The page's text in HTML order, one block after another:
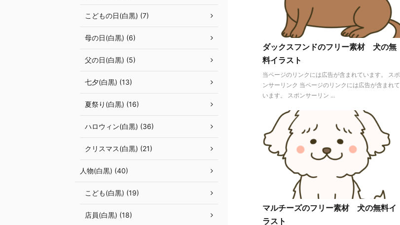
ダックスフンドのフリー素材 犬の無
料イラスト
当ページのリンクには広告が含まれています。 スポ
ンサーリンク 当ページのリンクには広告が含まれて
います。 スポンサーリン ...
マルチーズのフリー素材 犬の無料イ
ラスト
こどもの日(白黒) (7)
母の日(白黒) (6)
父の日(白黒) (5)
七夕(白黒) (13)
夏祭り(白黒) (16)
ハロウィン(白黒) (36)
クリスマス(白黒) (21)
人物(白黒) (40)
こども(白黒) (19)
店員(白黒) (18)